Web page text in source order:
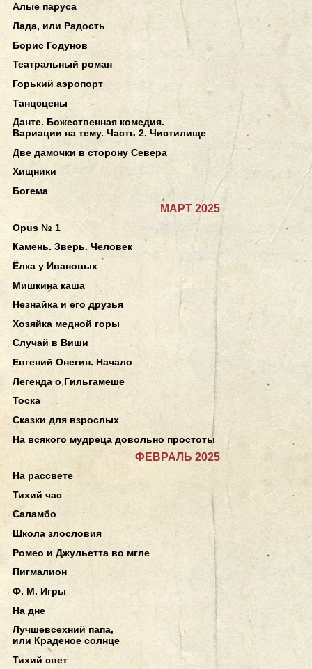
Алые паруса
Лада, или Радость
Борис Годунов
Театральный роман
Горький аэропорт
Танцсцены
Данте. Божественная комедия.
Вариации на тему. Часть 2. Чистилище
Две дамочки в сторону Севера
Хищники
Богема
МАРТ 2025
Opus № 1
Камень. Зверь. Человек
Ёлка у Ивановых
Мишкина каша
Незнайка и его друзья
Хозяйка медной горы
Случай в Виши
Евгений Онегин. Начало
Легенда о Гильгамеше
Тоска
Сказки для взрослых
На всякого мудреца довольно простоты
ФЕВРАЛЬ 2025
На рассвете
Тихий час
Саламбо
Школа злословия
Ромео и Джульетта во мгле
Пигмалион
Ф. М. Игры
На дне
Лучшевсехний папа,
или Краденое солнце
Тихий свет